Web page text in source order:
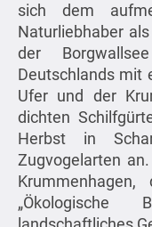
sich dem
Naturliebhaber
der
Deutschlands mit
Ufer und der
dichten
Herbst in
Zugvogelarten
„Ökologische